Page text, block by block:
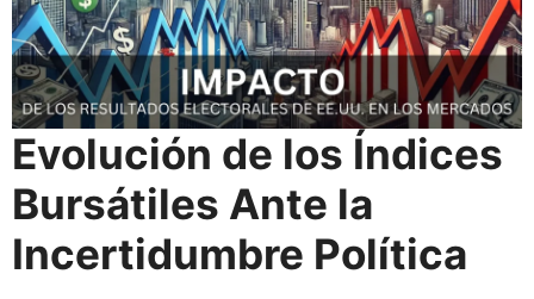
Evolución de los Índices
Bursátiles Ante la
Incertidumbre Política